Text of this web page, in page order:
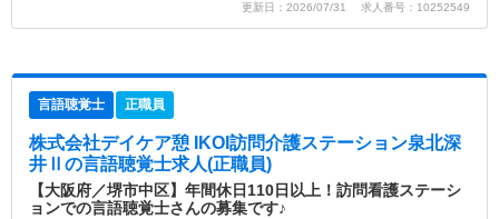
更新日：2026/07/31 求人番号：10252549
言語聴覚士 正職員
株式会社デイケア憩 IKOI訪問介護ステーション泉北深
井Ⅱ の言語聴覚士求人(正職員)
【大阪府／堺市中区】年間休日110日以上！訪問看護ステーシ
ョンでの言語聴覚士さんの募集です♪